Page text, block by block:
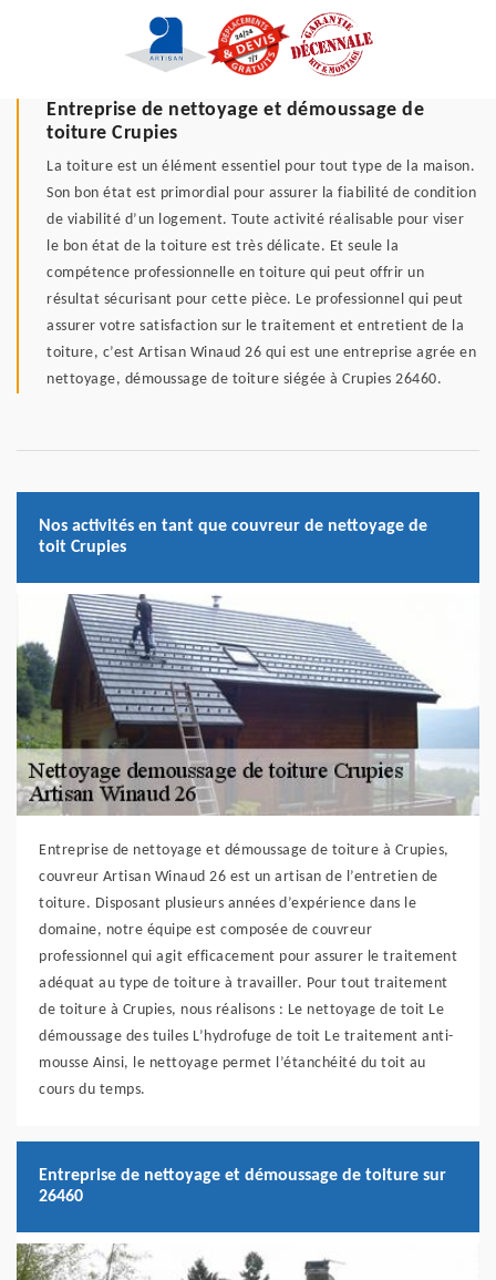
Entreprise de nettoyage et démoussage de
toiture Crupies
La toiture est un élément essentiel pour tout type de la maison.
Son bon état est primordial pour assurer la fiabilité de condition
de viabilité d’un logement. Toute activité réalisable pour viser
le bon état de la toiture est très délicate. Et seule la
compétence professionnelle en toiture qui peut offrir un
résultat sécurisant pour cette pièce. Le professionnel qui peut
assurer votre satisfaction sur le traitement et entretient de la
toiture, c’est Artisan Winaud 26 qui est une entreprise agrée en
nettoyage, démoussage de toiture siégée à Crupies 26460.
Nos activités en tant que couvreur de nettoyage de
toit Crupies
Entreprise de nettoyage et démoussage de toiture à Crupies,
couvreur Artisan Winaud 26 est un artisan de l’entretien de
toiture. Disposant plusieurs années d’expérience dans le
domaine, notre équipe est composée de couvreur
professionnel qui agit efficacement pour assurer le traitement
adéquat au type de toiture à travailler. Pour tout traitement
de toiture à Crupies, nous réalisons : Le nettoyage de toit Le
démoussage des tuiles L’hydrofuge de toit Le traitement anti-
mousse Ainsi, le nettoyage permet l’étanchéité du toit au
cours du temps.
Entreprise de nettoyage et démoussage de toiture sur
26460